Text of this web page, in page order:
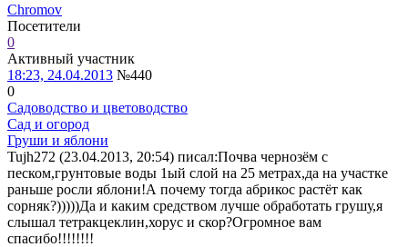
Chromov
Посетители
0
Активный участник
18:23, 24.04.2013 №440
0
Садоводство и цветоводство
Сад и огород
Груши и яблони
Tujh272 (23.04.2013, 20:54) писал:Почва чернозём с
песком,грунтовые воды 1ый слой на 25 метрах,да на участке
раньше росли яблони!А почему тогда абрикос растёт как
сорняк?)))))Да и каким средством лучше обработать грушу,я
слышал тетракцеклин,хорус и скор?Огромное вам
спасибо!!!!!!!!